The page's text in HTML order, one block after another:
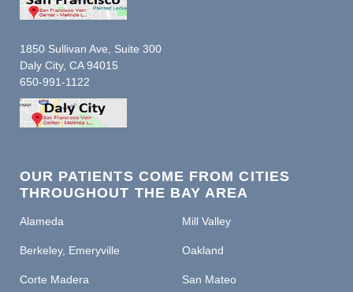
1850 Sullivan Ave, Suite 300
Daly City, CA 94015
650-991-1122
OUR PATIENTS COME FROM CITIES
THROUGHOUT THE BAY AREA
Alameda
Berkeley, Emeryville
Corte Madera
Mill Valley
Oakland
San Mateo